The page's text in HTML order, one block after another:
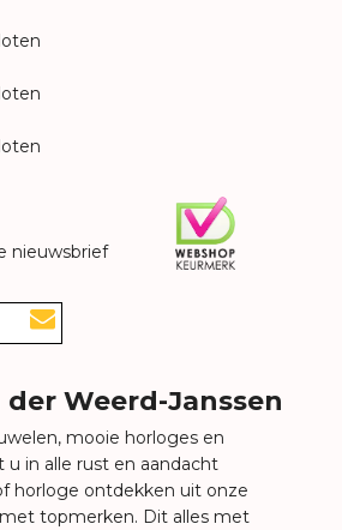
nieuwsbrief
Weerd-Janssen
mooie horloges en
u in alle rust en aandacht
horloge ontdekken uit onze
topmerken. Dit alles met